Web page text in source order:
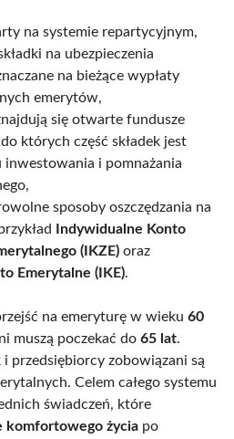
na systemie repartycyjnym,
na ubezpieczenia
na bieżące wypłaty
emerytów,
się otwarte fundusze
których część składek jest
inwestowania i pomnażania
sposoby oszczędzania na
Indywidualne Konto
(IKZE) oraz
Emerytalne (IKE).
na emeryturę w wieku 60
muszą poczekać do 65 lat.
przedsiębiorcy zobowiązani są
Celem całego systemu
świadczeń, które
komfortowego życia po